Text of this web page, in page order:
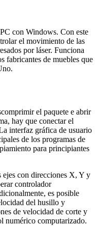
con Windows. Con este
el movimiento de las
​​por láser. Funciona
fabricantes de muebles que
el paquete e abrir
hay que conectar el
interfaz gráfica de usuario
de los programas de
para principiantes
ejes con direcciones X, Y y
controlador
es posible
del husillo y
de velocidad de corte y
numérico computarizado.